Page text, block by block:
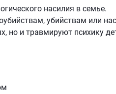
насилия в семье.
убийствам или
но и травмируют психику